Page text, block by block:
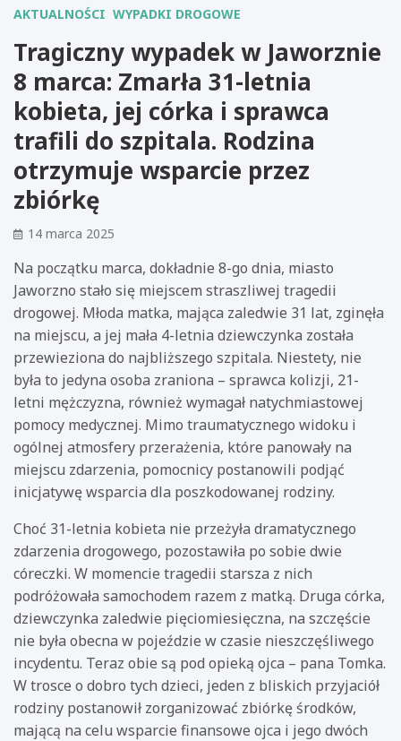
AKTUALNOŚCI WYPADKI DROGOWE
Tragiczny wypadek w Jaworznie
8 marca: Zmarła 31-letnia
kobieta, jej córka i sprawca
trafili do szpitala. Rodzina
otrzymuje wsparcie przez
zbiórkę
14 marca 2025
Na początku marca, dokładnie 8-go dnia, miasto
Jaworzno stało się miejscem straszliwej tragedii
drogowej. Młoda matka, mająca zaledwie 31 lat, zginęła
na miejscu, a jej mała 4-letnia dziewczynka została
przewieziona do najbliższego szpitala. Niestety, nie
była to jedyna osoba zraniona – sprawca kolizji, 21-
letni mężczyzna, również wymagał natychmiastowej
pomocy medycznej. Mimo traumatycznego widoku i
ogólnej atmosfery przerażenia, które panowały na
miejscu zdarzenia, pomocnicy postanowili podjąć
inicjatywę wsparcia dla poszkodowanej rodziny.
Choć 31-letnia kobieta nie przeżyła dramatycznego
zdarzenia drogowego, pozostawiła po sobie dwie
córeczki. W momencie tragedii starsza z nich
podróżowała samochodem razem z matką. Druga córka,
dziewczynka zaledwie pięciomiesięczna, na szczęście
nie była obecna w pojeździe w czasie nieszczęśliwego
incydentu. Teraz obie są pod opieką ojca – pana Tomka.
W trosce o dobro tych dzieci, jeden z bliskich przyjaciół
rodziny postanowił zorganizować zbiórkę środków,
mającą na celu wsparcie finansowe ojca i jego dwóch